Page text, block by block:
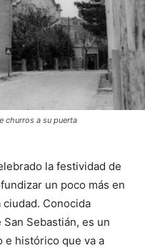
churros a su puerta
la festividad de
un poco más en
ciudad. Conocida
Sebastián, es un
histórico que va a